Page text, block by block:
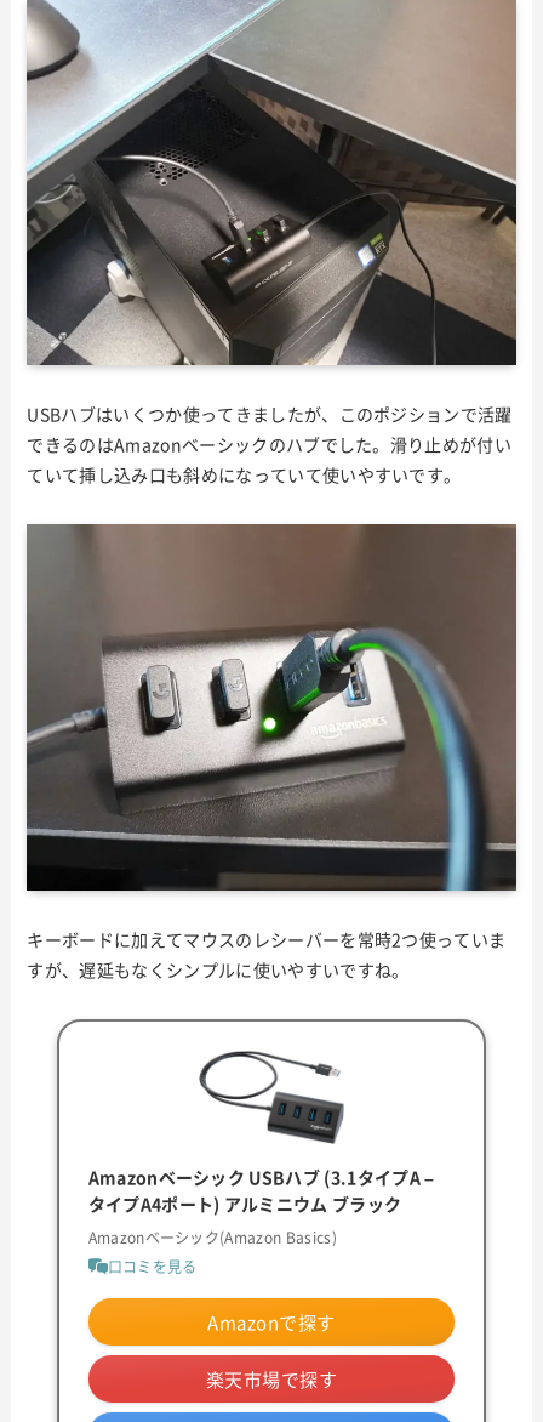
USBハブはいくつか使ってきましたが、このポジションで活躍
できるのはAmazonベーシックのハブでした。滑り止めが付い
ていて挿し込み口も斜めになっていて使いやすいです。
キーボードに加えてマウスのレシーバーを常時2つ使っていま
すが、遅延もなくシンプルに使いやすいですね。
Amazonベーシック USBハブ (3.1タイプA –
タイプA4ポート) アルミニウム ブラック
Amazonベーシック(Amazon Basics)
口コミを見る
Amazonで探す
楽天市場で探す